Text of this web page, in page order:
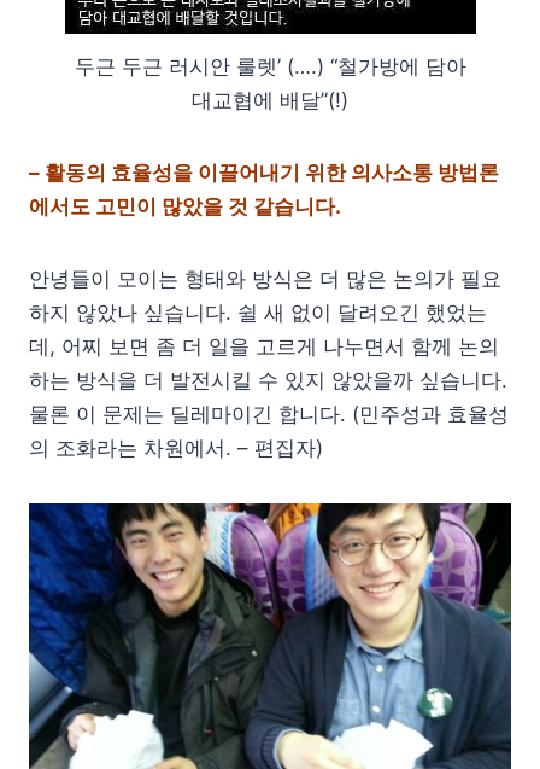
두근 두근 러시안 룰렛’ (….) “철가방에 담아
대교협에 배달”(!)
– 활동의 효율성을 이끌어내기 위한 의사소통 방법론
에서도 고민이 많았을 것 같습니다.
안녕들이 모이는 형태와 방식은 더 많은 논의가 필요
하지 않았나 싶습니다. 쉴 새 없이 달려오긴 했었는
데, 어찌 보면 좀 더 일을 고르게 나누면서 함께 논의
하는 방식을 더 발전시킬 수 있지 않았을까 싶습니다.
물론 이 문제는 딜레마이긴 합니다. (민주성과 효율성
의 조화라는 차원에서. – 편집자)